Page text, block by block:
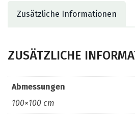
Zusätzliche Informationen
ZUSÄTZLICHE
Abmessungen
100×100 cm